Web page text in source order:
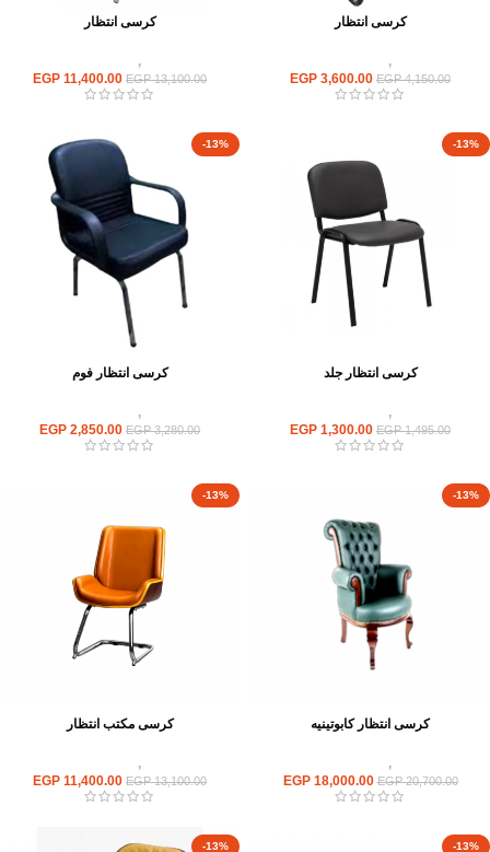
كرسى انتظار
,
EGP4,150.00
EGP 3,600.00
كرسى انتظار
,
EGP13,100.00
EGP 11,400.00
-13%
كرسى انتظار جلد
,
EGP1,495.00
EGP 1,300.00
-13%
كرسى انتظار فوم
,
EGP3,280.00
EGP 2,850.00
-13%
كرسى انتظار كابوتينيه
,
EGP20,700.00
EGP18,000.00
-13%
كرسى مكتب انتظار
,
EGP13,100.00
EGP 11,400.00
-13%
-13%